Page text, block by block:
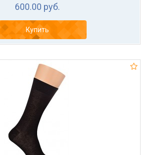
600.00 руб.
Купить